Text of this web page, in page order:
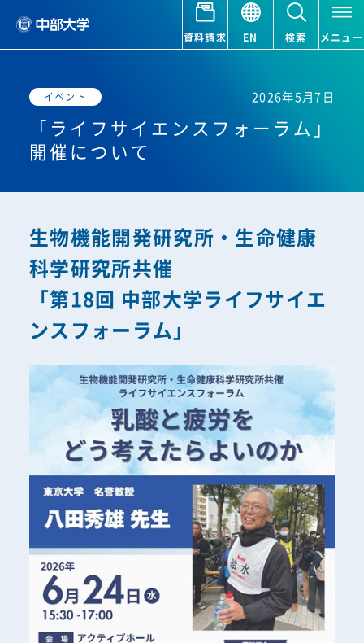
資料請求 EN 検索 メニュー
2026年5月7日
イベント
「ライフサイエンスフォーラム」
開催について
生物機能開発研究所・生命健康
科学研究所共催
「第18回 中部大学ライフサイエ
ンスフォーラム」